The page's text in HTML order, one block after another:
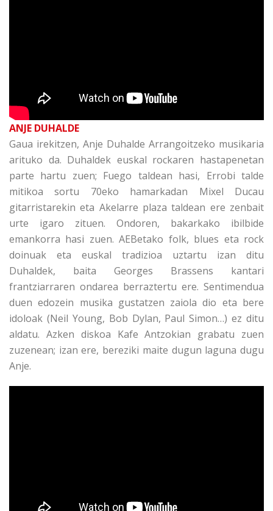
ANJE DUHALDE
Gaua irekitzen, Anje Duhalde Arrangoitzeko musikaria
arituko da. Duhaldek euskal rockaren hastapenetan
parte hartu zuen; Fuego taldean hasi, Errobi talde
mitikoa sortu 70eko hamarkadan Mixel Ducau
gitarristarekin eta Akelarre plaza taldean ere zenbait
urte igaro zituen. Ondoren, bakarkako ibilbide
emankorra hasi zuen. AEBetako folk, blues eta rock
doinuak eta euskal tradizioa uztartu izan ditu
Duhaldek, baita Georges Brassens kantari
frantziarraren ondarea berraztertu ere. Sentimendua
duen edozein musika gustatzen zaiola dio eta bere
idoloak (Neil Young, Bob Dylan, Paul Simon…) ez ditu
aldatu. Azken diskoa Kafe Antzokian grabatu zuen
zuzenean; izan ere, bereziki maite dugun laguna dugu
Anje.